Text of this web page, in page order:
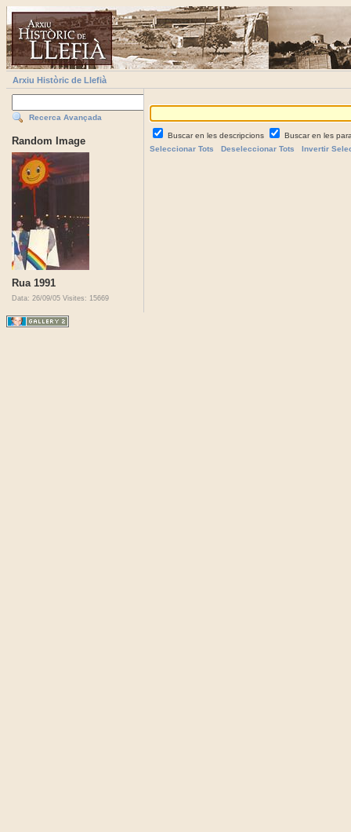
Arxiu Històric de Llefià
Recerca Avançada
Random Image
Rua 1991
Data: 26/09/05 Visites: 15669
Buscar en les descripcions
Buscar en les
Seleccionar Tots
Deseleccionar Tots Invertir